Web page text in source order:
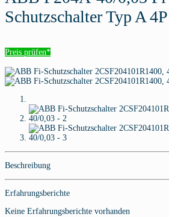
Schutzschalter Typ A
Preis prüfen*
Beschreibung
Erfahrungsberichte
Keine Erfahrungsberichte vorhanden